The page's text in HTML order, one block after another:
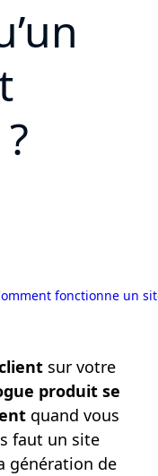
fonctionne un
sur votre
produit se
quand vous
faut un site
génération de